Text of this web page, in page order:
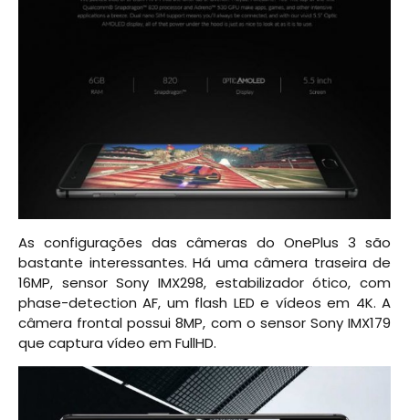
As configurações das câmeras do OnePlus 3 são
bastante interessantes. Há uma câmera traseira de
16MP, sensor Sony IMX298, estabilizador ótico, com
phase-detection AF, um flash LED e vídeos em 4K. A
câmera frontal possui 8MP, com o sensor Sony IMX179
que captura vídeo em FullHD.